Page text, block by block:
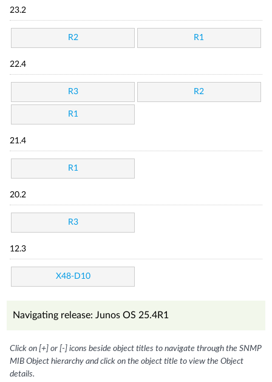
23.2
R2 R1
22.4
R3 R2
R1
21.4
R1
20.2
R3
12.3
X48-D10
Navigating release: Junos OS 25.4R1
Click on [+] or [-] icons beside object titles to navigate through the SNMP
MIB Object hierarchy and click on the object title to view the Object
details.